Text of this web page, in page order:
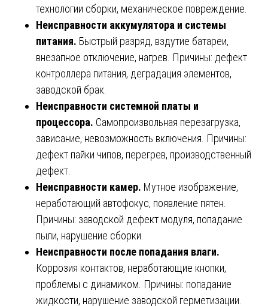
технологии сборки, механическое повреждение.
Неисправности аккумулятора и системы
питания. Быстрый разряд, вздутие батареи,
внезапное отключение, нагрев. Причины: дефект
контроллера питания, деградация элементов,
заводской брак.
Неисправности системной платы и
процессора. Самопроизвольная перезагрузка,
зависание, невозможность включения. Причины:
дефект пайки чипов, перегрев, производственный
дефект.
Неисправности камер. Мутное изображение,
неработающий автофокус, появление пятен.
Причины: заводской дефект модуля, попадание
пыли, нарушение сборки.
Неисправности после попадания влаги.
Коррозия контактов, неработающие кнопки,
проблемы с динамиком. Причины: попадание
жидкости, нарушение заводской герметизации.